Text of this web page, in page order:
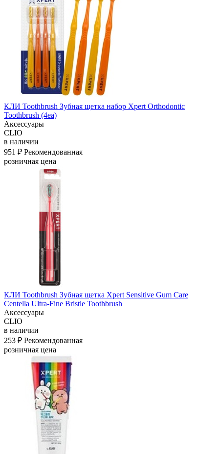
КЛИ Toothbrush Зубная щетка набор Xpert Orthodontic
Toothbrush (4ea)
Аксессуары
CLIO
в наличии
951 ₽ Рекомендованная
розничная цена
КЛИ Toothbrush Зубная щетка Xpert Sensitive Gum Care
Centella Ultra-Fine Bristle Toothbrush
Аксессуары
CLIO
в наличии
253 ₽ Рекомендованная
розничная цена